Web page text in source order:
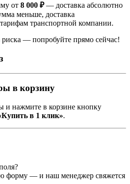
от 8 000 ₽— доставка абсолютно
меньше, доставка
транспортной компании.
— попробуйте прямо сейчас!
в корзину
и нажмите в корзине кнопку
в 1 клик».
форму — и наш менеджер свяжется